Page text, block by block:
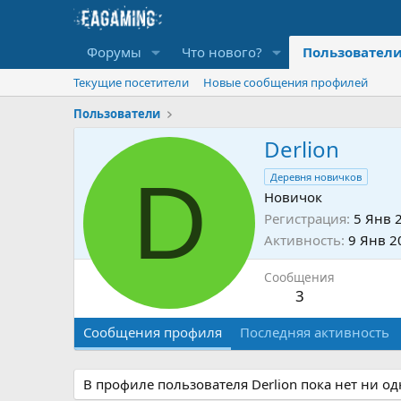
Форумы Что нового?
Текущие посетители
Новые сообщения профилей
Пользователи
D
Derlion
Деревня новичков
Новичок
Регистрация 5 Янв
Активность 9 Янв
Сообщения
3
Сообщения профиля Последняя активность
В профиле пользователя Derlion пока нет ни